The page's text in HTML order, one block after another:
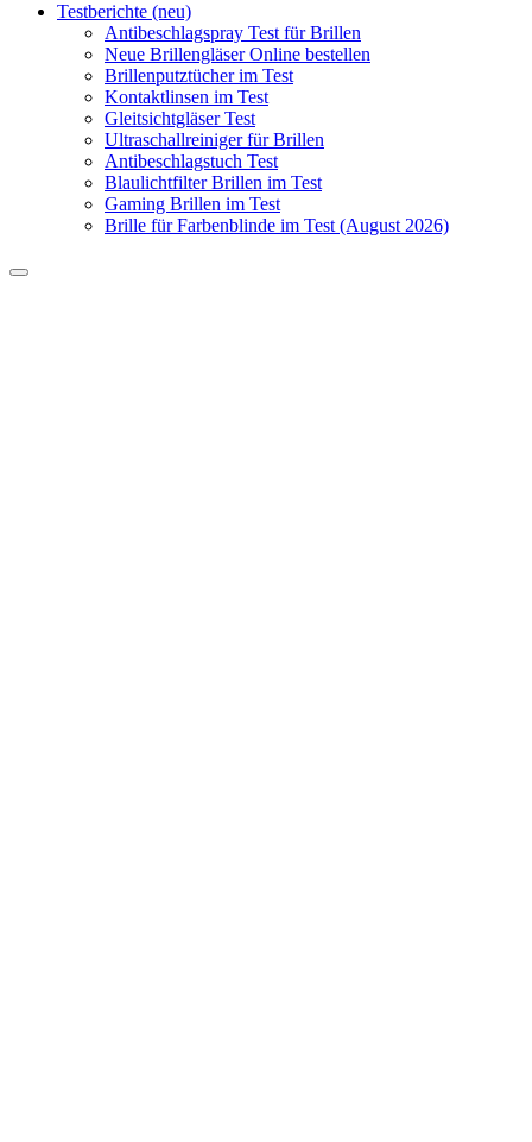
Testberichte (neu)
Antibeschlagspray Test für Brillen
Neue Brillengläser Online bestellen
Brillenputztücher im Test
Kontaktlinsen im Test
Gleitsichtgläser Test
Ultraschallreiniger für Brillen
Antibeschlagstuch Test
Blaulichtfilter Brillen im Test
Gaming Brillen im Test
Brille für Farbenblinde im Test (August 2026)